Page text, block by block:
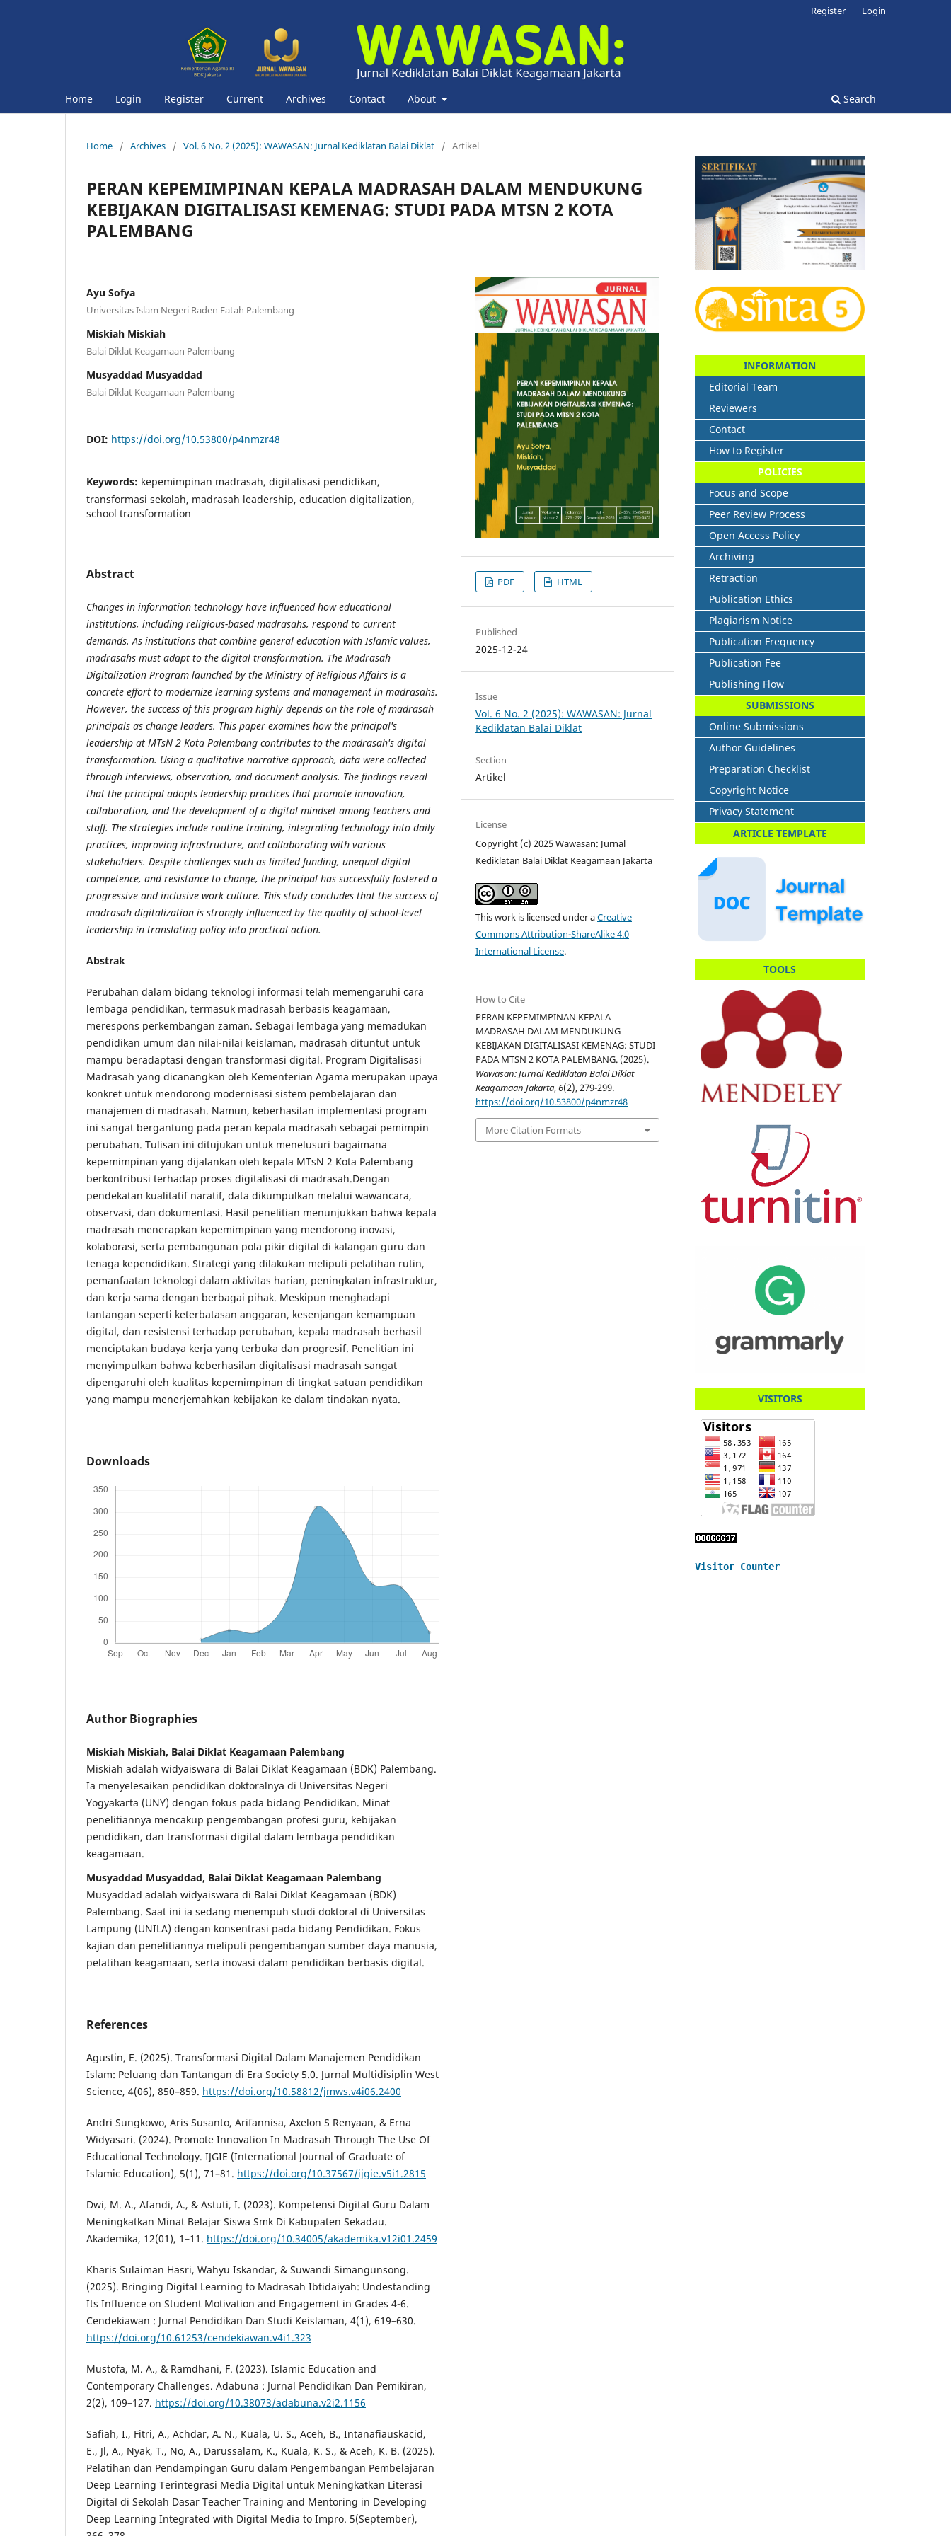
Home Login Register Current Archives Contact About Search
Register Login
Home / Archives / Vol. 6 No. 2 (2025): WAWASAN: Jurnal Kediklatan Balai Diklat / Artikel
PERAN KEPEMIMPINAN KEPALA MADRASAH DALAM MENDUKUNG
KEBIJAKAN DIGITALISASI KEMENAG: STUDI PADA MTSN 2 KOTA
PALEMBANG
Ayu Sofya
Universitas Islam Negeri Raden Fatah Palembang
Miskiah Miskiah
Balai Diklat Keagamaan Palembang
Musyaddad Musyaddad
Balai Diklat Keagamaan Palembang
DOI: https://doi.org/10.53800/p4nmzr48
Keywords: kepemimpinan madrasah, digitalisasi pendidikan,
transformasi sekolah, madrasah leadership, education digitalization,
school transformation
Abstract
Changes in information technology have influenced how educational
institutions, including religious-based madrasahs, respond to current
demands. As institutions that combine general education with Islamic values,
madrasahs must adapt to the digital transformation. The Madrasah
Digitalization Program launched by the Ministry of Religious Affairs is a
concrete effort to modernize learning systems and management in madrasahs.
However, the success of this program highly depends on the role of madrasah
principals as change leaders. This paper examines how the principal's
leadership at MTsN 2 Kota Palembang contributes to the madrasah's digital
transformation. Using a qualitative narrative approach, data were collected
through interviews, observation, and document analysis. The findings reveal
that the principal adopts leadership practices that promote innovation,
collaboration, and the development of a digital mindset among teachers and
staff. The strategies include routine training, integrating technology into daily
practices, improving infrastructure, and collaborating with various
stakeholders. Despite challenges such as limited funding, unequal digital
competence, and resistance to change, the principal has successfully fostered a
progressive and inclusive work culture. This study concludes that the success of
madrasah digitalization is strongly influenced by the quality of school-level
leadership in translating policy into practical action.
Abstrak
Perubahan dalam bidang teknologi informasi telah memengaruhi cara
lembaga pendidikan, termasuk madrasah berbasis keagamaan,
merespons perkembangan zaman. Sebagai lembaga yang memadukan
pendidikan umum dan nilai-nilai keislaman, madrasah dituntut untuk
mampu beradaptasi dengan transformasi digital. Program Digitalisasi
Madrasah yang dicanangkan oleh Kementerian Agama merupakan upaya
konkret untuk mendorong modernisasi sistem pembelajaran dan
manajemen di madrasah. Namun, keberhasilan implementasi program
ini sangat bergantung pada peran kepala madrasah sebagai pemimpin
perubahan. Tulisan ini ditujukan untuk menelusuri bagaimana
kepemimpinan yang dijalankan oleh kepala MTsN 2 Kota Palembang
berkontribusi terhadap proses digitalisasi di madrasah.Dengan
pendekatan kualitatif naratif, data dikumpulkan melalui wawancara,
observasi, dan dokumentasi. Hasil penelitian menunjukkan bahwa kepala
madrasah menerapkan kepemimpinan yang mendorong inovasi,
kolaborasi, serta pembangunan pola pikir digital di kalangan guru dan
tenaga kependidikan. Strategi yang dilakukan meliputi pelatihan rutin,
pemanfaatan teknologi dalam aktivitas harian, peningkatan infrastruktur,
dan kerja sama dengan berbagai pihak. Meskipun menghadapi
tantangan seperti keterbatasan anggaran, kesenjangan kemampuan
digital, dan resistensi terhadap perubahan, kepala madrasah berhasil
menciptakan budaya kerja yang terbuka dan progresif. Penelitian ini
menyimpulkan bahwa keberhasilan digitalisasi madrasah sangat
dipengaruhi oleh kualitas kepemimpinan di tingkat satuan pendidikan
yang mampu menerjemahkan kebijakan ke dalam tindakan nyata.
Downloads
Author Biographies
Miskiah Miskiah, Balai Diklat Keagamaan Palembang
Miskiah adalah widyaiswara di Balai Diklat Keagamaan (BDK) Palembang.
Ia menyelesaikan pendidikan doktoralnya di Universitas Negeri
Yogyakarta (UNY) dengan fokus pada bidang Pendidikan. Minat
penelitiannya mencakup pengembangan profesi guru, kebijakan
pendidikan, dan transformasi digital dalam lembaga pendidikan
keagamaan.
Musyaddad Musyaddad, Balai Diklat Keagamaan Palembang
Musyaddad adalah widyaiswara di Balai Diklat Keagamaan (BDK)
Palembang. Saat ini ia sedang menempuh studi doktoral di Universitas
Lampung (UNILA) dengan konsentrasi pada bidang Pendidikan. Fokus
kajian dan penelitiannya meliputi pengembangan sumber daya manusia,
pelatihan keagamaan, serta inovasi dalam pendidikan berbasis digital.
References
Agustin, E. (2025). Transformasi Digital Dalam Manajemen Pendidikan
Islam: Peluang dan Tantangan di Era Society 5.0. Jurnal Multidisiplin West
Science, 4(06), 850–859. https://doi.org/10.58812/jmws.v4i06.2400
Andri Sungkowo, Aris Susanto, Arifannisa, Axelon S Renyaan, & Erna
Widyasari. (2024). Promote Innovation In Madrasah Through The Use Of
Educational Technology. IJGIE (International Journal of Graduate of
Islamic Education), 5(1), 71–81. https://doi.org/10.37567/ijgie.v5i1.2815
Dwi, M. A., Afandi, A., & Astuti, I. (2023). Kompetensi Digital Guru Dalam
Meningkatkan Minat Belajar Siswa Smk Di Kabupaten Sekadau.
Akademika, 12(01), 1–11. https://doi.org/10.34005/akademika.v12i01.2459
Kharis Sulaiman Hasri, Wahyu Iskandar, & Suwandi Simangunsong.
(2025). Bringing Digital Learning to Madrasah Ibtidaiyah: Undestanding
Its Influence on Student Motivation and Engagement in Grades 4-6.
Cendekiawan : Jurnal Pendidikan Dan Studi Keislaman, 4(1), 619–630.
https://doi.org/10.61253/cendekiawan.v4i1.323
Mustofa, M. A., & Ramdhani, F. (2023). Islamic Education and
Contemporary Challenges. Adabuna : Jurnal Pendidikan Dan Pemikiran,
2(2), 109–127. https://doi.org/10.38073/adabuna.v2i2.1156
Safiah, I., Fitri, A., Achdar, A. N., Kuala, U. S., Aceh, B., Intanafiauskacid,
E., Jl, A., Nyak, T., No, A., Darussalam, K., Kuala, K. S., & Aceh, K. B. (2025).
Pelatihan dan Pendampingan Guru dalam Pengembangan Pembelajaran
Deep Learning Terintegrasi Media Digital untuk Meningkatkan Literasi
Digital di Sekolah Dasar Teacher Training and Mentoring in Developing
Deep Learning Integrated with Digital Media to Impro. 5(September),
PDF HTML
Published
2025-12-24
Issue
Vol. 6 No. 2 (2025): WAWASAN: Jurnal
Kediklatan Balai Diklat
Section
Artikel
License
Copyright (c) 2025 Wawasan: Jurnal
Kediklatan Balai Diklat Keagamaan Jakarta
This work is licensed under aCreative
Commons Attribution-ShareAlike 4.0
International License.
How to Cite
PERAN KEPEMIMPINAN KEPALA
MADRASAH DALAM MENDUKUNG
KEBIJAKAN DIGITALISASI KEMENAG: STUDI
PADA MTSN 2 KOTA PALEMBANG. (2025).
Wawasan: Jurnal Kediklatan Balai Diklat
Keagamaan Jakarta,6(2), 279-299.
https://doi.org/10.53800/p4nmzr48
More Citation Formats
INFORMATION
Editorial Team
Reviewers
Contact
How to Register
POLICIES
Focus and Scope
Peer Review Process
Open Access Policy
Archiving
Retraction
Publication Ethics
Plagiarism Notice
Publication Frequency
Publication Fee
Publishing Flow
SUBMISSIONS
Online Submissions
Author Guidelines
Preparation Checklist
Copyright Notice
Privacy Statement
ARTICLE TEMPLATE
TOOLS
VISITORS
Visitor Counter